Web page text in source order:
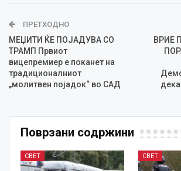
ПРЕТХОДНО
МЕЏИТИ ЌЕ ПОЈАДУВА СО
ТРАМП Првиот
вицепремиер е поканет на
традиционалниот
„молитвен појадок“ во САД
ВРИЕ
Поврзани содржини
СВЕТ СВЕТ